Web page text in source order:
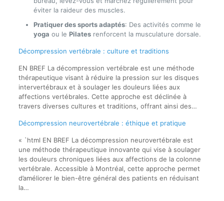
éviter la raideur des muscles.
Pratiquer des sports adaptés: Des activités comme le
yoga ou le Pilatesrenforcent la musculature dorsale.
Décompression vertébrale : culture et traditions
EN BREF La décompression vertébrale est une méthode
thérapeutique visant à réduire la pression sur les disques
intervertébraux et à soulager les douleurs liées aux
affections vertébrales. Cette approche est déclinée à
travers diverses cultures et traditions, offrant ainsi des…
Décompression neurovertébrale : éthique et pratique
« `html EN BREF La décompression neurovertébrale est
une méthode thérapeutique innovante qui vise à soulager
les douleurs chroniques liées aux affections de la colonne
vertébrale. Accessible à Montréal, cette approche permet
d’améliorer le bien-être général des patients en réduisant
la…